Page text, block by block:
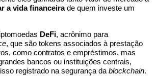
a vida financeirade quem investe um
DeFi, acrônimo para
, que são tokens associados à prestação
como contratos e empréstimos, mas
bancos ou instituições centrais,
registrado na segurança da blockchain.